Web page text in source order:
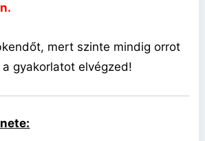
mert szinte mindig orrot
gyakorlatot elvégzed!